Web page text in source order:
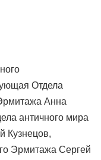
Отдела
Анна
античного мира
Кузнецов,
Эрмитажа Сергей